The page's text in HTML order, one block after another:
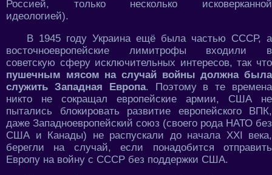
Россией, только несколько исковерканной
идеологией).
В 1945 году Украина ещё была частью СССР, а
восточноевропейские лимитрофы входили в
советскую сферу исключительных интересов, так что
пушечным мясом на случай войны должна была
служить Западная Европа. Поэтому в те времена
никто не сокращал европейские армии, США не
пытались блокировать развитие европейского ВПК,
даже Западноевропейский союз (своего рода НАТО без
США и Канады) не распускали до начала XXI века,
берегли на случай, если понадобится отправить
Европу на войну с СССР без поддержки США.